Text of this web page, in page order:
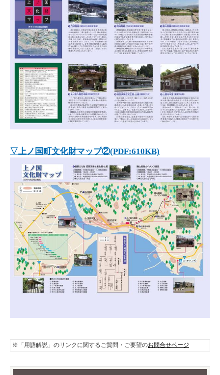
▽上ノ国町文化財マップ②(PDF:610KB)
※「用語解説」のリンクに関するご質問・ご要望のお問合せページ